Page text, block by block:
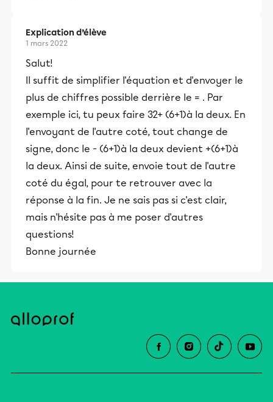
Explication d’élève
1 mars 2022
Salut!
Il suffit de simplifier l'équation et d'envoyer le
plus de chiffres possible derrière le = . Par
exemple ici, tu peux faire 32+ (6+1)à la deux. En
l'envoyant de l'autre coté, tout change de
signe, donc le - (6+1)à la deux devient +(6+1)à
la deux. Ainsi de suite, envoie tout de l'autre
coté du égal, pour te retrouver avec la
réponse à la fin. Je ne sais pas si c'est clair,
mais n'hésite pas à me poser d'autres
questions!
Bonne journée